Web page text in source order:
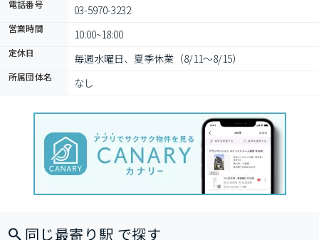
電話番号 03-5970-3232
営業時間 10:00~18:00
定休日 毎週水曜日、夏季休業（8/11～8/15）
所属団体名 なし
同じ最寄り駅 で探す